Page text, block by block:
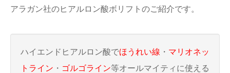
アラガン社のヒアルロン酸ボリフトのご紹介です。
ハイエンドヒアルロン酸でほうれい線 ・ マリオネッ
トライン ・ ゴルゴライン等オールマイティに使える
相談